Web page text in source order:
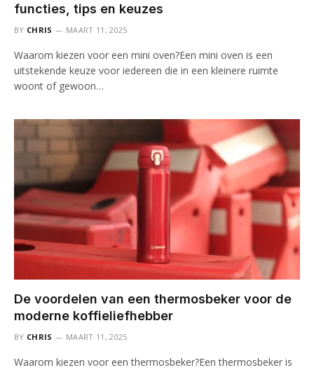
functies, tips en keuzes
BY CHRIS MAART 11, 2025
Waarom kiezen voor een mini oven?Een mini oven is een
uitstekende keuze voor iedereen die in een kleinere ruimte
woont of gewoon…
De voordelen van een thermosbeker voor de
moderne koffieliefhebber
BY CHRIS MAART 11, 2025
Waarom kiezen voor een thermosbeker?Een thermosbeker is